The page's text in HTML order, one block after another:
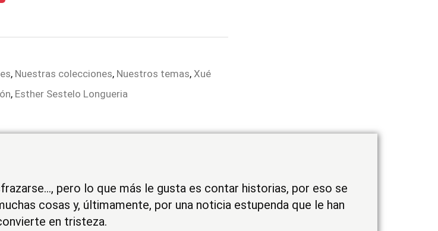
, Nuestras colecciones, Nuestros temas, Xué
, Esther Sestelo Longueria
pero lo que más le gusta es contar historias, por eso se
cosas y, últimamente, por una noticia estupenda que le han
en tristeza.